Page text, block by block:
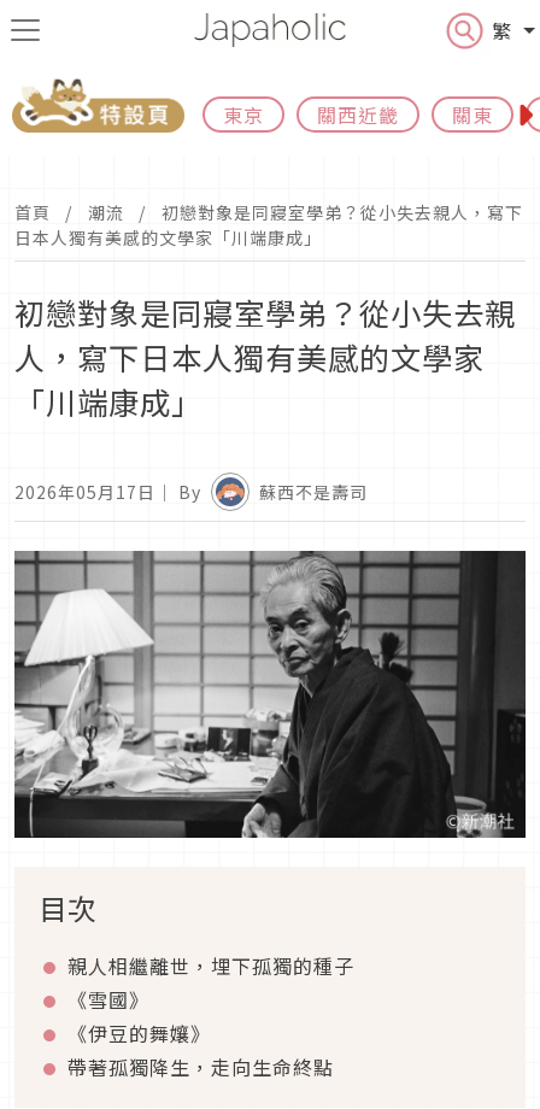
繁
東京 關西近畿 關東
首頁 潮流
初戀對象是同寢室學弟？從小失去親人，寫下
日本人獨有美感的文學家「川端康成」
初戀對象是同寢室學弟？從小失去親
人，寫下日本人獨有美感的文學家
「川端康成」
2026年05月17日 ｜ By 蘇西不是壽司
目次
親人相繼離世，埋下孤獨的種子
《雪國》
《伊豆的舞孃》
帶著孤獨降生，走向生命終點